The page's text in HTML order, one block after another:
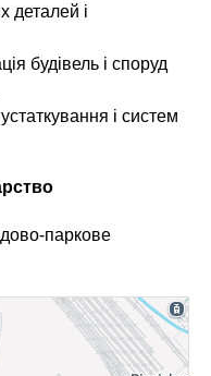
деталей і
будівель і споруд
і систем
паркове